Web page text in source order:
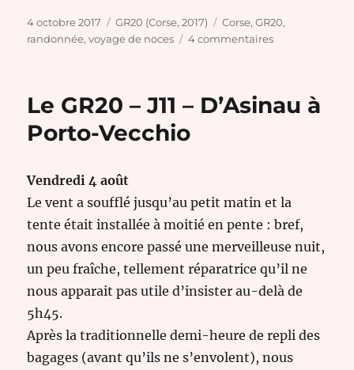
Publié
le
4 octobre 2017 Catégories
GR20 (Corse, 2017) Étiquettes
Corse,GR20,
randonnée,voyage de noces 4 commentairessur
J12
Vecchio
à
Le GR20 – J11 – D’Asinau à
Porto-Vecchio
Vendredi 4 août
Le vent a soufflé jusqu’au petit matin et la
tente était installée à moitié en pente : bref,
nous avons encore passé une merveilleuse nuit,
un peu fraîche, tellement réparatrice qu’il ne
nous apparait pas utile d’insister au-delà de
5h45.
Après la traditionnelle demi-heure de repli des
bagages (avant qu’ils ne s’envolent), nous